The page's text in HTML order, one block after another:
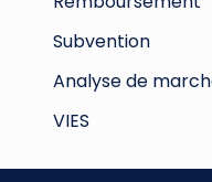
VIES
Analyse de
Subvention